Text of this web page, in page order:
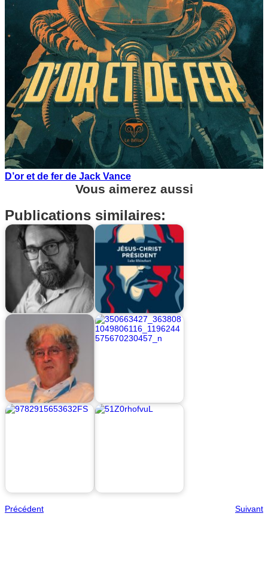
D’or et de fer de Jack Vance
Vous aimerez aussi
Publications similaires:
Précédent Suivant